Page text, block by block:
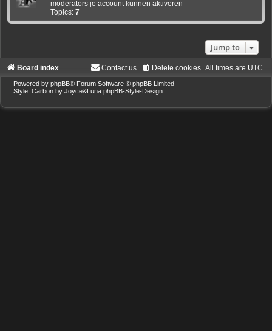
moderators je account kunnen aktiveren
Topics: 7
Jump to
Board index All times are UTC
Delete cookies
Contact us
Powered by phpBB® Forum Software © phpBB Limited
Style: Carbon by Joyce&Luna phpBB-Style-Design